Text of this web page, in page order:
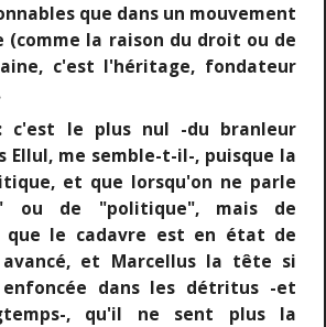
que dans un mouvement
(comme la raison du droit ou de
c'est l'héritage, fondateur
c'est le plus nul -du branleur
Ellul, me semble-t-il-, puisque la
et que lorsqu'on ne parle
ou de "politique", mais de
que le cadavre est en état de
avancé, et Marcellus la tête si
dans les détritus -et
, qu'il ne sent plus la